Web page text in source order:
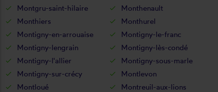
Montgru-saint-hilaire
Monthenault
Monthiers
Monthurel
Montigny-en-arrouaise
Montigny-le-franc
Montigny-lengrain
Montigny-lès-condé
Montigny-l'allier
Montigny-sous-marle
Montigny-sur-crécy
Montlevon
Montloué
Montreuil-aux-lions